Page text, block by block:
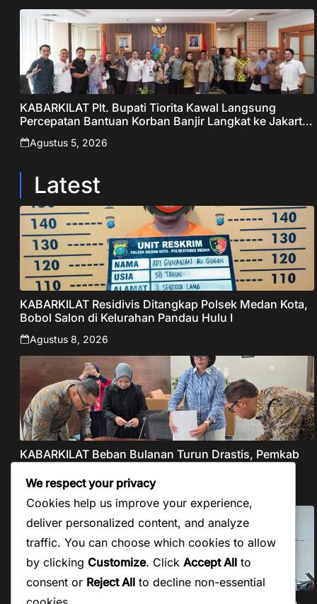
KABARKILAT Plt. Bupati Tiorita Kawal Langsung
Percepatan Bantuan Korban Banjir Langkat ke Jakarta
– Sentralberita
Agustus 5, 2026
Latest
KABARKILAT Residivis Ditangkap Polsek Medan Kota,
Bobol Salon di Kelurahan Pandau Hulu I
Agustus 8, 2026
KABARKILAT Beban Bulanan Turun Drastis, Pemkab
Agustus 8, 2026
We respect your privacy
Cookies help us improve your experience,
deliver personalized content, and analyze
traffic. You can choose which cookies to allow
by clicking Customize. Click Accept All to
consent or Reject All to decline non-essential